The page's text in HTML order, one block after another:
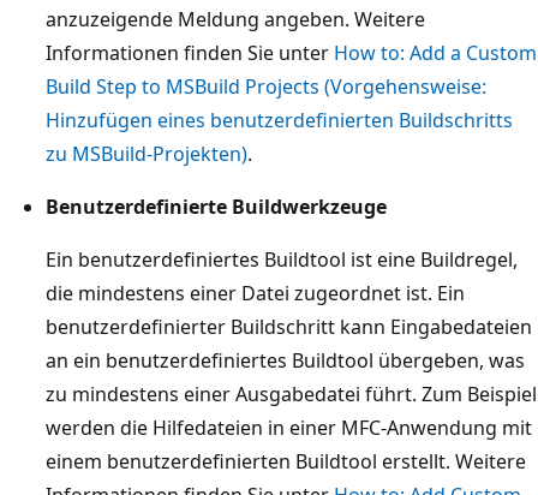
anzuzeigende Meldung angeben. Weitere
Informationen finden Sie unter How to: Add a Custom
Build Step to MSBuild Projects (Vorgehensweise:
Hinzufügen eines benutzerdefinierten Buildschritts
zu MSBuild-Projekten).
Benutzerdefinierte Buildwerkzeuge
Ein benutzerdefiniertes Buildtool ist eine Buildregel,
die mindestens einer Datei zugeordnet ist. Ein
benutzerdefinierter Buildschritt kann Eingabedateien
an ein benutzerdefiniertes Buildtool übergeben, was
zu mindestens einer Ausgabedatei führt. Zum Beispiel
werden die Hilfedateien in einer MFC-Anwendung mit
einem benutzerdefinierten Buildtool erstellt. Weitere